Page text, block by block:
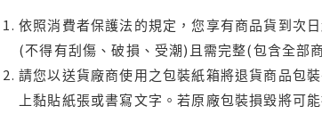
依照消費者保護法的規定，您享有商品貨到次
(不得有刮傷、破損、受潮)且需完整(包含全部
請您以送貨廠商使用之包裝紙箱將退貨商品包
上黏貼紙張或書寫文字。若原廠包裝損毀將可